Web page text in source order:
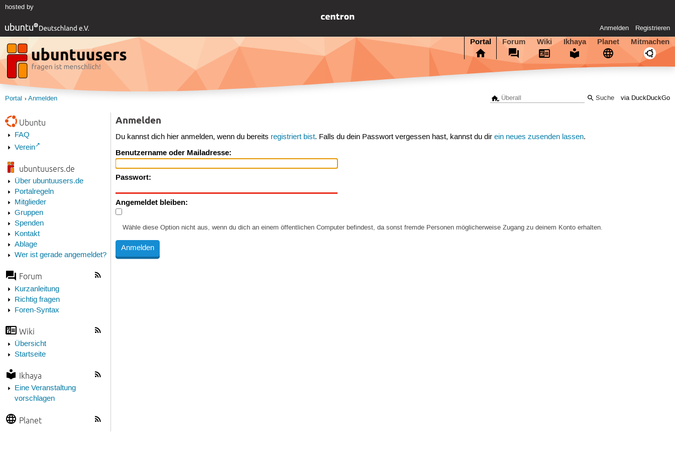
hosted by
Anmelden Registrieren
Portal Forum Wiki Ikhaya Planet Mitmachen
via DuckDuckGo
Portal Anmelden
Ubuntu
FAQ
Verein
ubuntuusers.de
Über ubuntuusers.de
Portalregeln
Mitglieder
Gruppen
Spenden
Kontakt
Ablage
Wer ist gerade angemeldet?
Forum
Kurzanleitung
Richtig fragen
Foren-Syntax
Wiki
Übersicht
Startseite
Ikhaya
Eine Veranstaltung
vorschlagen
Planet
Anmelden
Du kannst dich hier anmelden, wenn du bereits registriert bist. Falls du dein Passwort vergessen hast, kannst du direin neues zusenden lassen.
Benutzername oder Mailadresse:
Passwort:
Angemeldet bleiben:
Wähle diese Option nicht aus, wenn du dich an einem öffentlichen Computer befindest, da sonst fremde Personen möglicherweise Zugang zu deinem Konto erhalten.